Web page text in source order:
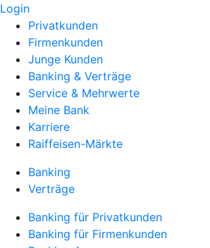
Login
Privatkunden
Firmenkunden
Junge Kunden
Banking & Verträge
Service & Mehrwerte
Meine Bank
Karriere
Raiffeisen-Märkte
Banking
Verträge
Banking für Privatkunden
Banking für Firmenkunden